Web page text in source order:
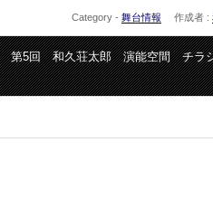
Category - 舞台情報 作成者 :
第5回 和久荘太郎 演能空間 チラ